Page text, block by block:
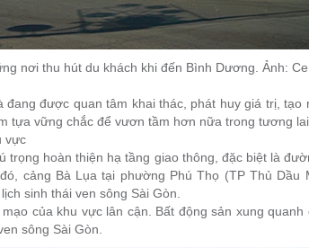
nơi thu hút du khách khi đến Bình Dương. Ảnh:
được quan tâm khai thác, phát huy giá trị, tạo
tựa vững chắc để vươn tầm hơn nữa trong tương
vực
hoàn thiện hạ tầng giao thông, đặc biệt là
cảng Bà Lụa tại phường Phú Thọ (TP Thủ Dầu
sinh thái ven sông Sài Gòn.
của khu vực lân cận. Bất động sản xung
sông Sài Gòn.